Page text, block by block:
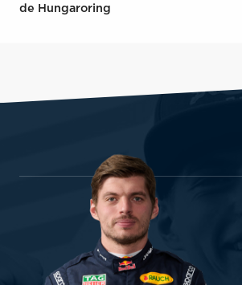
de Hungaroring